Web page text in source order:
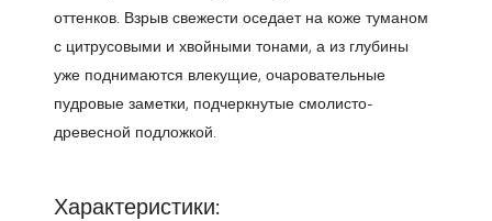
оттенков. Взрыв свежести оседает на коже туманом
с цитрусовыми и хвойными тонами, а из глубины
уже поднимаются влекущие, очаровательные
пудровые заметки, подчеркнутые смолисто-
древесной подложкой.
Характеристики: